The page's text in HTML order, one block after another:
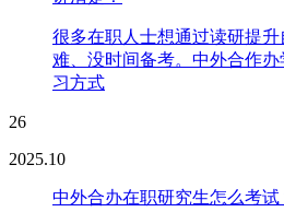
很多在职人士想通过读研提
难、没时间备考。中外合作
习方式
26
2025.10
中外合办在职研究生怎么考试